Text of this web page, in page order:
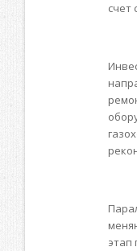
счет
этап